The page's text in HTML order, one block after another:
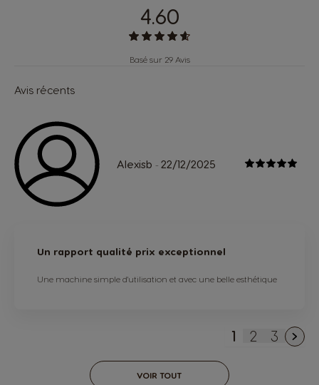
4.60
Basé sur 29 Avis
Avis récents
Alexisb - 22/12/2025
Un rapport qualité prix exceptionnel
Une machine simple d'utilisation et avec une belle esthétique
You're
1 Page
2 Page
3
VOIR TOUT